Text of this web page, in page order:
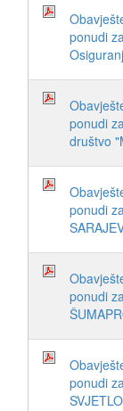
ponudi
ponudi
društvo
ponudi
ponudi
ponudi